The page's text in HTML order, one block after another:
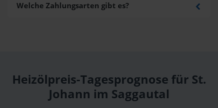
Welche Zahlungsarten gibt es?
Heizölpreis-Tagesprognose für St.
Johann im Saggautal